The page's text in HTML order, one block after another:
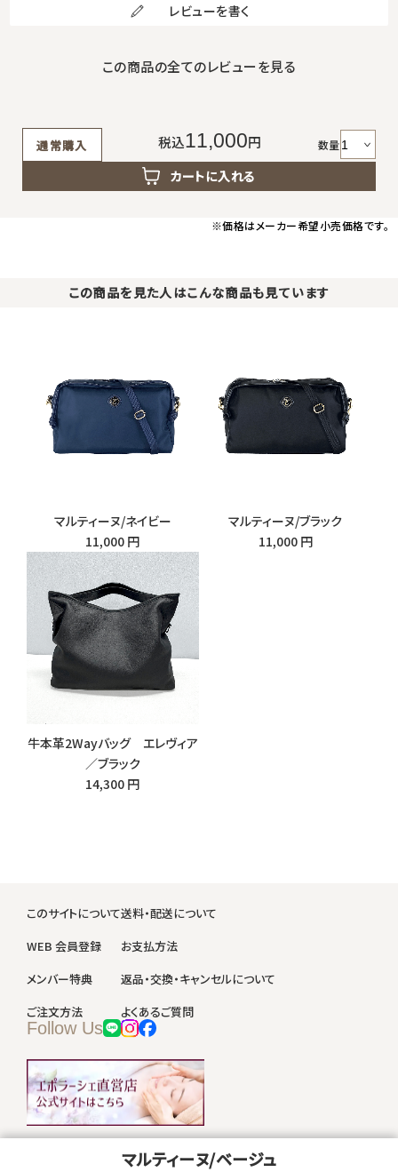
レビューを書く
この商品の全てのレビューを見る
通常購入 税込11,000円 数量
カートに入れる
※価格はメーカー希望小売価格です。
この商品を見た人はこんな商品も見ています
マルティーヌ/ネイビー
11,000 円
マルティーヌ/ブラック
11,000 円
牛本革2Wayバッグ エレヴィア
／ブラック
14,300 円
マルティーヌ/ベージュ
このサイトについて
WEB 会員登録
メンバー特典
ご注文方法
送料・配送について
お支払方法
返品・交換・キャンセルについて
よくあるご質問
Follow Us
プライバシーポリシー